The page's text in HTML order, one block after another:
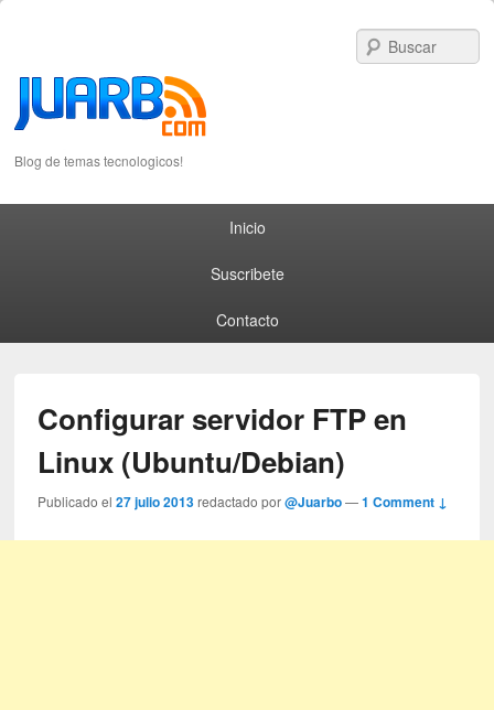
Blog de temas tecnologicos!
Inicio
Suscribete
Contacto
Configurar servidor FTP en
Linux (Ubuntu/Debian)
Publicado el27 julio 2013 redactado por@Juarbo —1 Comment ↓